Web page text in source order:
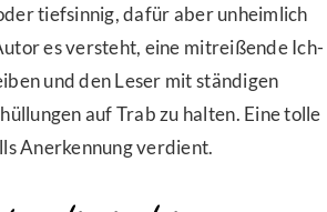
tiefsinnig, dafür aber unheimlich
es versteht, eine mitreißende Ich-
und den Leser mit ständigen
auf Trab zu halten. Eine tolle
Anerkennung verdient.